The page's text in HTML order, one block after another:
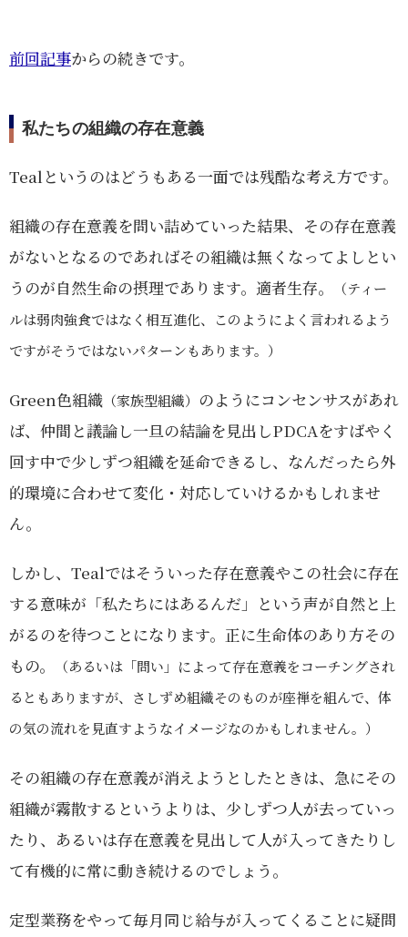
前回記事からの続きです。
私たちの組織の存在意義
Tealというのはどうもある一面では残酷な考え方です。
組織の存在意義を問い詰めていった結果、その存在意義
がないとなるのであればその組織は無くなってよしとい
うのが自然生命の摂理であります。適者生存。
（ティー
ルは弱肉強食ではなく相互進化、このようによく言われるよう
ですがそうではないパターンもあります。）
Green色組織 （家族型組織） のようにコンセンサスがあれ
ば、仲間と議論し一旦の結論を見出しPDCAをすばやく
回す中で少しずつ組織を延命できるし、なんだったら外
的環境に合わせて変化・対応していけるかもしれませ
ん。
しかし、Tealではそういった存在意義やこの社会に存在
する意味が「私たちにはあるんだ」という声が自然と上
がるのを待つことになります。正に生命体のあり方その
もの。
（あるいは「問い」によって存在意義をコーチングされ
るともありますが、さしずめ組織そのものが座禅を組んで、体
の気の流れを見直すようなイメージなのかもしれません。）
その組織の存在意義が消えようとしたときは、急にその
組織が霧散するというよりは、少しずつ人が去っていっ
たり、あるいは存在意義を見出して人が入ってきたりし
て有機的に常に動き続けるのでしょう。
定型業務をやって毎月同じ給与が入ってくることに疑問